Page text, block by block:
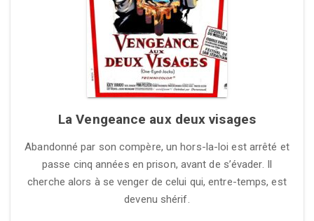
La Vengeance aux deux visages
Abandonné par son compère, un hors-la-loi est arrêté et
passe cinq années en prison, avant de s’évader. Il
cherche alors à se venger de celui qui, entre-temps, est
devenu shérif.